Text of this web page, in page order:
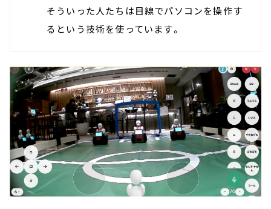
そういった人たちは目線でパソコンを操作す
るという技術を使っています。